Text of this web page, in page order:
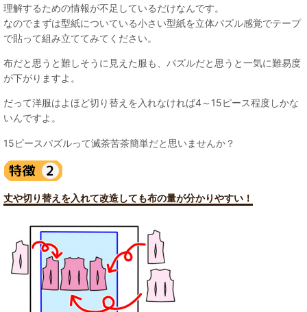
理解するための情報が不足しているだけなんです。
なのでまずは型紙についている小さい型紙を立体パズル感覚でテープ
で貼って組み立ててみてください。
布だと思うと難しそうに見えた服も、パズルだと思うと一気に難易度
が下がりますよ。
だって洋服はよほど切り替えを入れなければ4～15ピース程度しかな
いんですよ。
15ピースパズルって滅茶苦茶簡単だと思いませんか？
丈や切り替えを入れて改造しても布の量が分かりやすい！